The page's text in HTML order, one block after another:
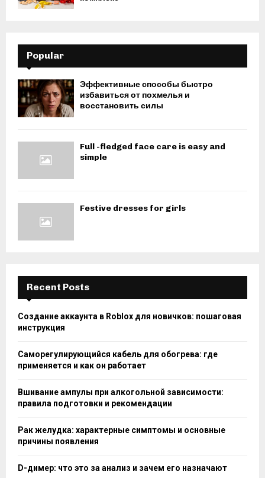
Popular
Эффективные способы быстро
избавиться от похмелья и
восстановить силы
Full -fledged face care is easy and
simple
Festive dresses for girls
Recent Posts
Создание аккаунта в Roblox для новичков: пошаговая
инструкция
Саморегулирующийся кабель для обогрева: где
применяется и как он работает
Вшивание ампулы при алкогольной зависимости:
правила подготовки и рекомендации
Рак желудка: характерные симптомы и основные
причины появления
D-димер: что это за анализ и зачем его назначают